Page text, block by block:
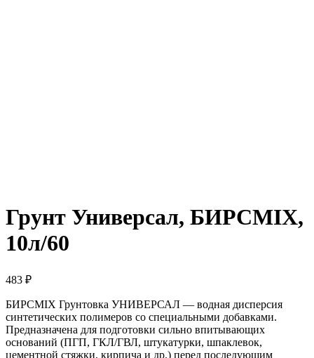
Грунт Универсал, БИРСMIX,
10л/60
483 ₽
БИРСМIХ Грунтовка УНИВЕРСАЛ — водная дисперсия
синтетических полимеров со специальными добавками.
Предназначена для подготовки сильно впитывающих
оснований (ПГП, ГКЛ/ГВЛ, штукатурки, шпаклевок,
цементной стяжки, кирпича и др.) перед последующим